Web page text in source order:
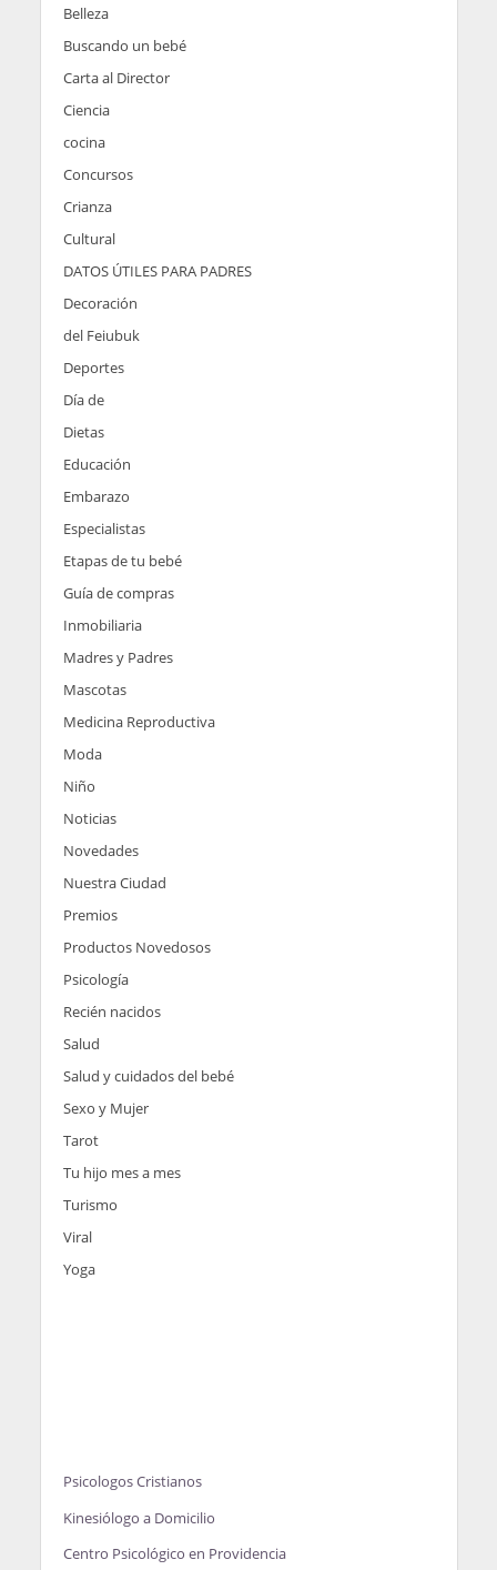
Belleza
Buscando un bebé
Carta al Director
Ciencia
cocina
Concursos
Crianza
Cultural
DATOS ÚTILES PARA PADRES
Decoración
del Feiubuk
Deportes
Día de
Dietas
Educación
Embarazo
Especialistas
Etapas de tu bebé
Guía de compras
Inmobiliaria
Madres y Padres
Mascotas
Medicina Reproductiva
Moda
Niño
Noticias
Novedades
Nuestra Ciudad
Premios
Productos Novedosos
Psicología
Recién nacidos
Salud
Salud y cuidados del bebé
Sexo y Mujer
Tarot
Tu hijo mes a mes
Turismo
Viral
Yoga
Psicologos Cristianos
Kinesiólogo a Domicilio
Centro Psicológico en Providencia